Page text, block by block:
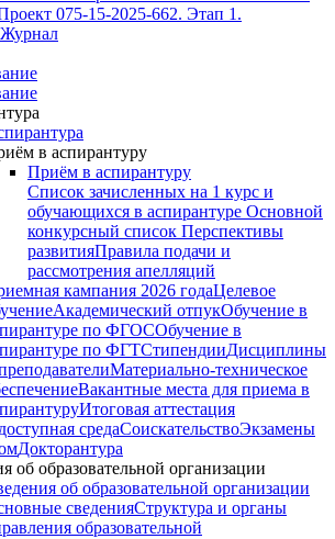
075-15-2025-662. Этап 1.
Журнал
в аспирантуру
Приём в аспирантуру
Список зачисленных на 1 курс и
обучающихся в аспирантуре Основной
конкурсный список Перспективы
развитияПравила подачи и
рассмотрения апелляций
кампания 2026 годаЦелевое
Академический отпукОбучение в
по ФГОСОбучение в
по ФГТСтипендииДисциплины
Материально-техническое
Вакантные места для приема в
Итоговая аттестация
средаСоискательствоЭкзамены
Докторантура
об образовательной организации
об образовательной организации
сведенияСтруктура и органы
образовательной